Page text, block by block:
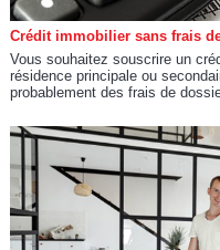
Crédit immobilier sans frais
Vous souhaitez souscrire un
résidence principale ou
probablement des frais de